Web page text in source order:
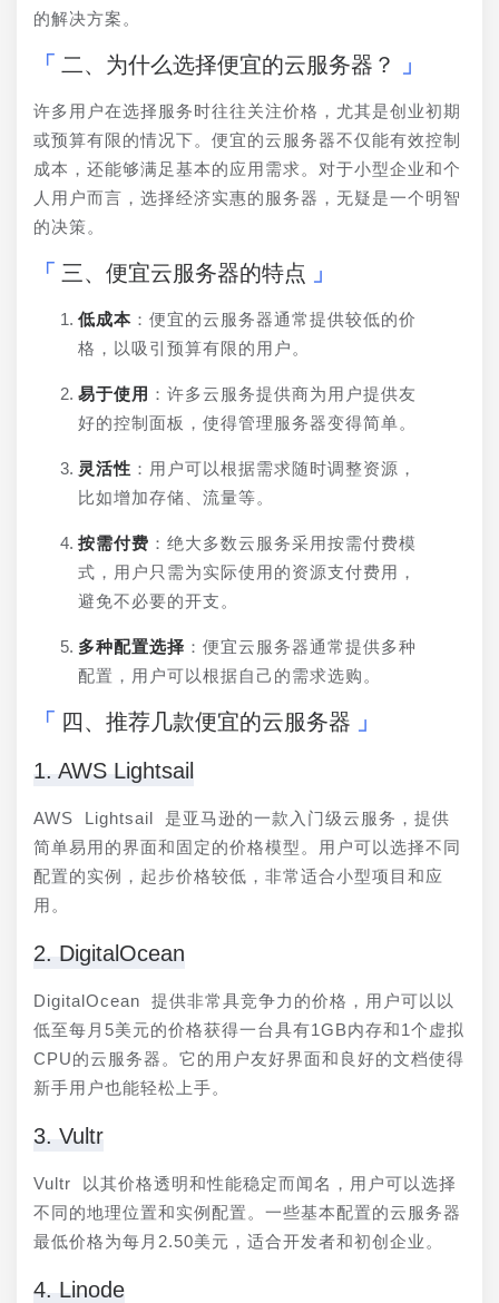
的解决方案。
二、为什么选择便宜的云服务器？
许多用户在选择服务时往往关注价格，尤其是创业初期
或预算有限的情况下。便宜的云服务器不仅能有效控制
成本，还能够满足基本的应用需求。对于小型企业和个
人用户而言，选择经济实惠的服务器，无疑是一个明智
的决策。
三、便宜云服务器的特点
低成本 ：便宜的云服务器通常提供较低的价
格，以吸引预算有限的用户。
易于使用 ：许多云服务提供商为用户提供友
好的控制面板，使得管理服务器变得简单。
灵活性 ：用户可以根据需求随时调整资源，
比如增加存储、流量等。
按需付费 ：绝大多数云服务采用按需付费模
式，用户只需为实际使用的资源支付费用，
避免不必要的开支。
多种配置选择 ：便宜云服务器通常提供多种
配置，用户可以根据自己的需求选购。
四、推荐几款便宜的云服务器
1. AWS Lightsail
AWS Lightsail 是亚马逊的一款入门级云服务，提供
简单易用的界面和固定的价格模型。用户可以选择不同
配置的实例，起步价格较低，非常适合小型项目和应
用。
2. DigitalOcean
DigitalOcean 提供非常具竞争力的价格，用户可以以
低至每月5美元的价格获得一台具有1GB内存和1个虚拟
CPU的云服务器。它的用户友好界面和良好的文档使得
新手用户也能轻松上手。
3. Vultr
Vultr 以其价格透明和性能稳定而闻名，用户可以选择
不同的地理位置和实例配置。一些基本配置的云服务器
最低价格为每月2.50美元，适合开发者和初创企业。
4. Linode